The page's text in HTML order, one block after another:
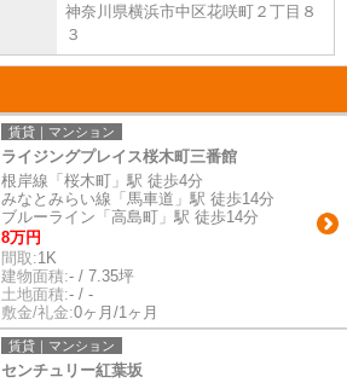
神奈川県横浜市中区花咲町２丁目８
３
賃貸｜マンション
ライジングプレイス桜木町三番館
根岸線「桜木町」駅 徒歩4分
みなとみらい線「馬車道」駅 徒歩14分
ブルーライン「高島町」駅 徒歩14分
8万円
間取:1K
建物面積:- / 7.35坪
土地面積:- / -
敷金/礼金:0ヶ月/1ヶ月
賃貸｜マンション
センチュリー紅葉坂